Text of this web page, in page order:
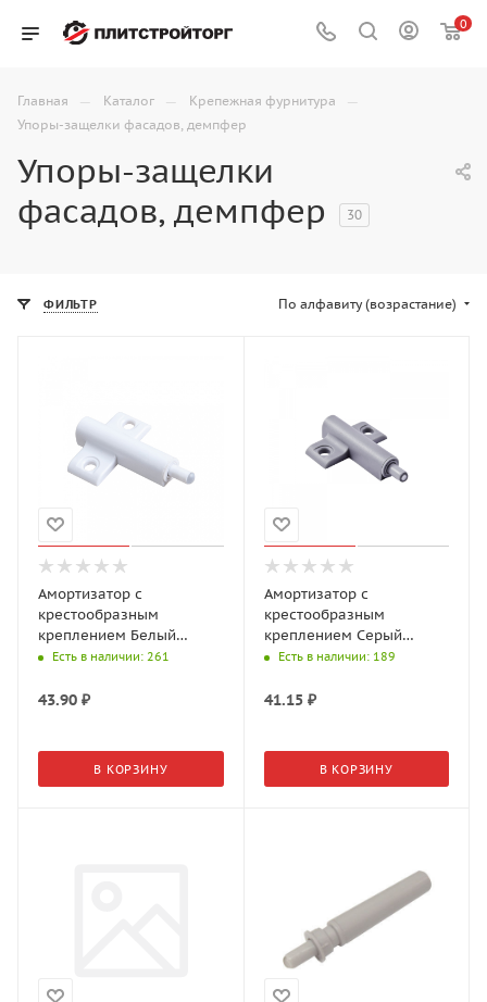
0
Главная — Каталог — Крепежная фурнитура —
Упоры-защелки фасадов, демпфер
Упоры-защелки
фасадов, демпфер
30
ФИЛЬТР По алфавиту (возрастание)
Амортизатор с
крестообразным
креплением Белый
(аналог AMF01/W) AKS
Есть в наличии: 261
43.90 ₽
В КОРЗИНУ
Амортизатор с
крестообразным
креплением Серый
(аналог AMF01/W) AKS
Есть в наличии: 189
41.15₽
В КОРЗИНУ